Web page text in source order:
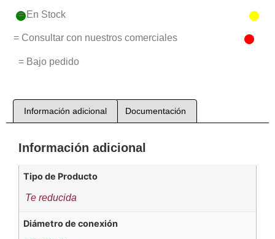
= En Stock
= Consultar con nuestros comerciales
= Bajo pedido
Información adicional Documentación
Información adicional
Tipo de Producto
Te reducida
Diámetro de conexión